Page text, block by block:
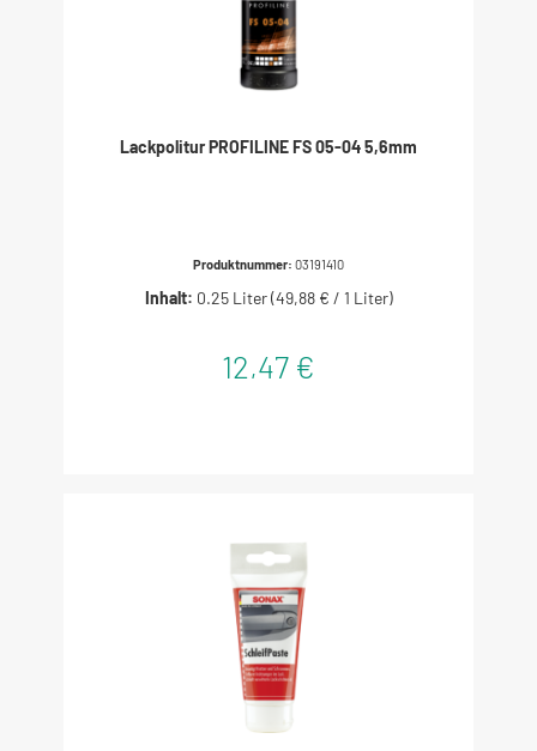
Lackpolitur PROFILINE FS 05-04 5,6mm
Produktnummer: 03191410
Inhalt: 0.25 Liter(49,88 € / 1 Liter)
12,47 €